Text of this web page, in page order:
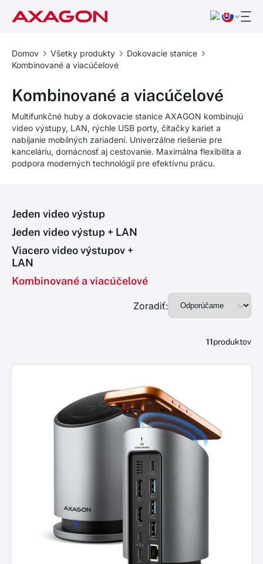
Domov Všetky produkty
Dokovacie stanice
Kombinované a viacúčelové
Kombinované a viacúčelové
Multifunkčné huby a dokovacie stanice AXAGON kombinujú
video výstupy, LAN, rýchle USB porty, čítačky kariet a
nabíjanie mobilných zariadení. Univerzálne riešenie pre
kanceláriu, domácnosť aj cestovanie. Maximálna flexibilita a
podpora moderných technológií pre efektívnu prácu.
Jeden video výstup
Jeden video výstup + LAN
Viacero video výstupov +
LAN
Kombinované a viacúčelové
Zoradiť:
11produktov